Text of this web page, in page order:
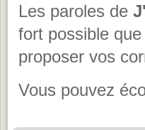
Les paroles de
fort possible
proposer vos
Vous pouvez